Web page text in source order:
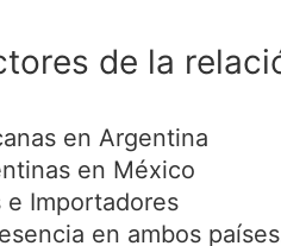
de la
en Argentina
en México
e Importadores
en ambos